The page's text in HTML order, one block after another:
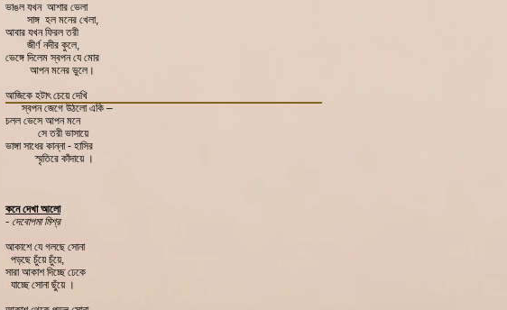
ভাঙল যখন আশার ভেলা
সাঙ্গ হল মনের খেলা,
আবার যখন ফিরল তরী
জীর্ণ নদীর কুলে,
ভেঙ্গে দিলেম স্বপন যে মোর
আপন মনের ভুলে।
আজিকে হটাৎ চেয়ে দেখি
স্বপন জেগে উঠলো একি –
চলল ভেসে আপন মনে
সে তরী ভাসায়ে
ভাঙ্গা সাধের কান্না - হাসির
স্মৃতিরে কাঁদায়ে ।
কনে দেখা আলো
- দেবোপমা মিশ্র
আকাশে যে গলছে সোনা
পড়ছে চুঁয়ে চুঁয়ে,
সারা আকাশ দিচ্ছে ঢেকে
যাচ্ছে সোনা ছুঁয়ে ।